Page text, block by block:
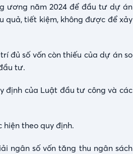
ương năm 2024 để đầu tư dự án
quả, tiết kiệm, không được để xảy
đủ số vốn còn thiếu của dự án so
tư.
định của Luật đầu tư công và các
theo quy định.
ngân số vốn tăng thu ngân sách